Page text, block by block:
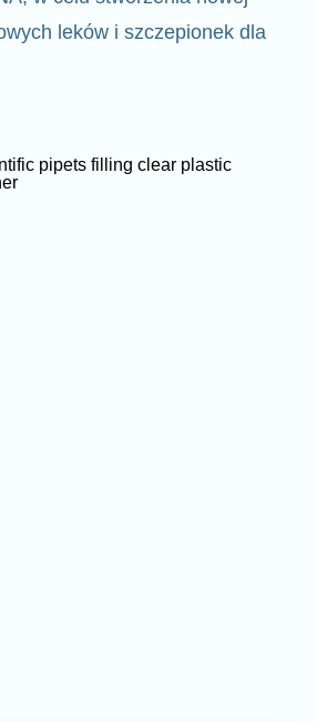
leków i szczepionek dla